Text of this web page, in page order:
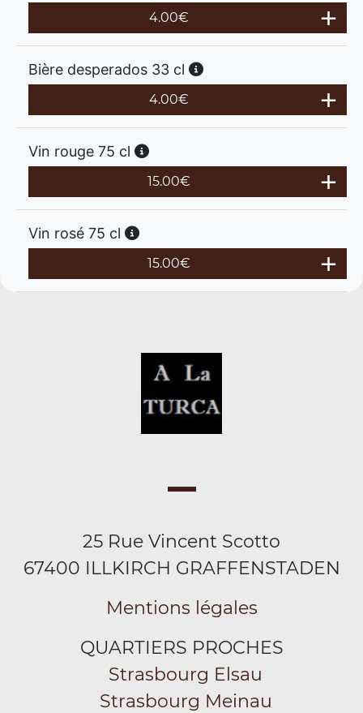
4.00€
Bière desperados 33 cl
4.00€
Vin rouge 75 cl
15.00€
Vin rosé 75 cl
15.00€
25 Rue Vincent Scotto
67400 ILLKIRCH GRAFFENSTADEN
Mentions légales
QUARTIERS PROCHES
Strasbourg Elsau
Strasbourg Meinau